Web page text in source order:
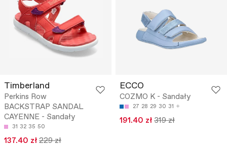
Timberland
Perkins Row
BACKSTRAP SANDAL
CAYENNE - Sandały
31 32 35 50
137.40 zł 229 zł
ECCO
COZMO K - Sandały
27 28 29 30 31
191.40 zł 319 zł